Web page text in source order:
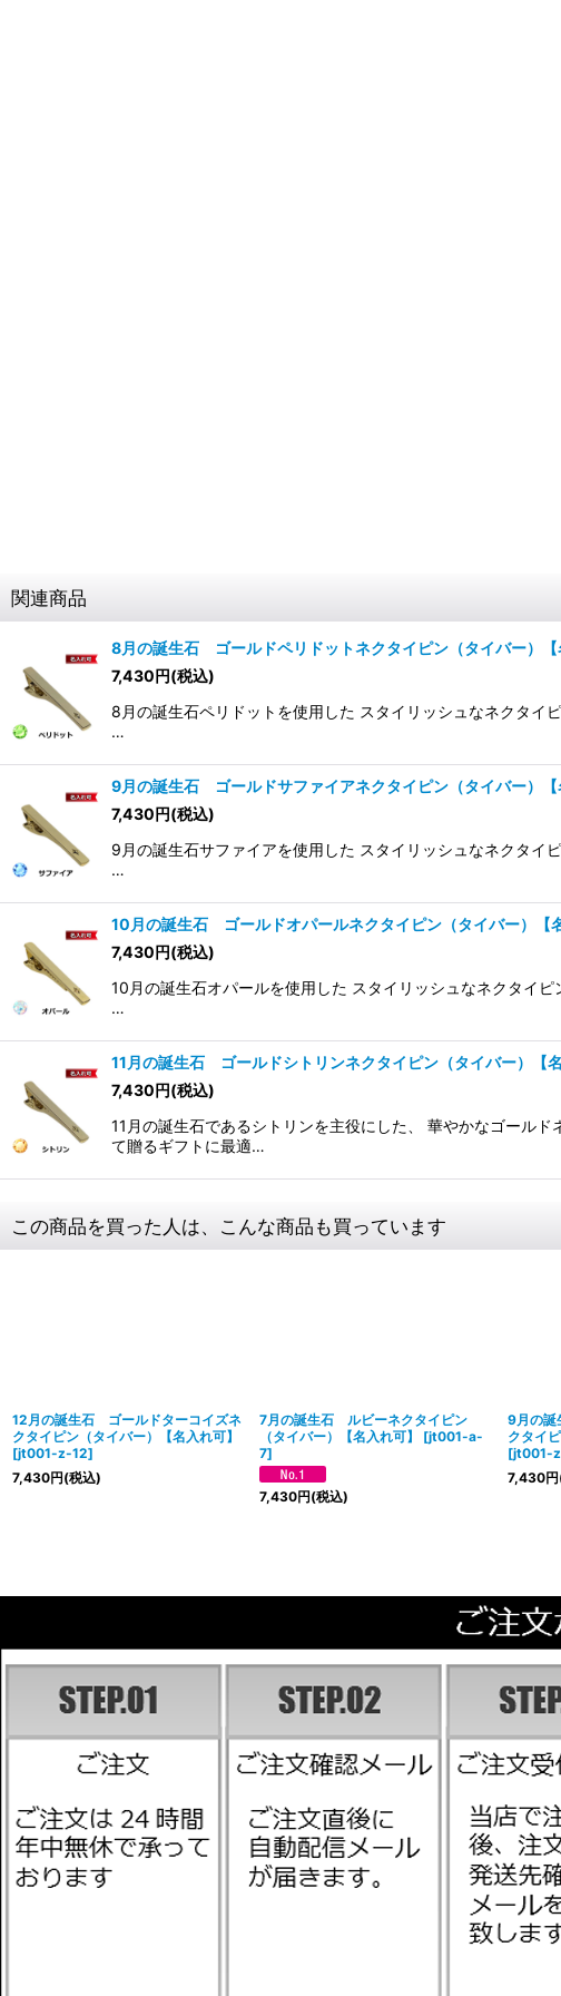
関連商品
8月の誕生石 ゴールドペリドットネクタイピン（タイバー）【
7,430円(税込)
8月の誕生石ペリドットを使用した スタイリッシュなネクタ
…
9月の誕生石 ゴールドサファイアネクタイピン（タイバー）【
7,430円(税込)
9月の誕生石サファイアを使用した スタイリッシュなネクタ
…
10月の誕生石 ゴールドオパールネクタイピン（タイバー）【名
7,430円(税込)
10月の誕生石オパールを使用した スタイリッシュなネクタイ
…
11月の誕生石 ゴールドシトリンネクタイピン（タイバー）【名
7,430円(税込)
11月の誕生石であるシトリンを主役にした、 華やかなゴール
て贈るギフトに最適…
この商品を買った人は、こんな商品も買っています
12月の誕生石 ゴールドターコイズネ
クタイピン（タイバー）【名入れ可】
[jt001-z-12]
7,430円(税込)
7月の誕生石 ルビーネクタイピン
（タイバー）【名入れ可】
[jt001-a-
7]
7,430円(税込)
9月の誕
クタイ
[jt001-
7,430円